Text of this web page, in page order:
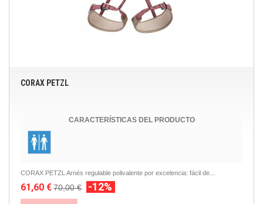
CORAX PETZL
CARACTERÍSTICAS DEL PRODUCTO
CORAX PETZL Arnés regulable polivalente por excelencia: fácil de...
61,60 €70,00 € -12%